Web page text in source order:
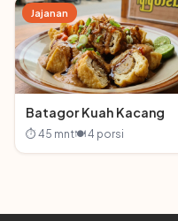
Jajanan
Batagor Kuah Kacang
⏱ 45 mnt🍽 4 porsi